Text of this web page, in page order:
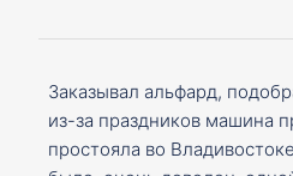
Заказывал альфард,
из-за праздников машина
простояла во